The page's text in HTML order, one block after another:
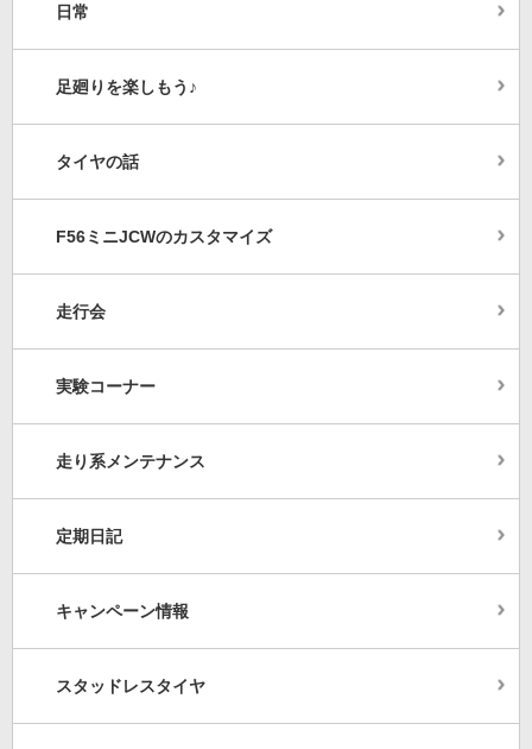
日常
足廻りを楽しもう♪
タイヤの話
F56ミニJCWのカスタマイズ
走行会
実験コーナー
走り系メンテナンス
定期日記
キャンペーン情報
スタッドレスタイヤ